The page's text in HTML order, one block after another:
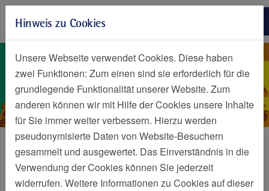
Zur Hauptnavigation springen
Zum Seiteninhalt springen
Zum Seitenende springen
Kupferdreh - St. Josef
St. Josef Quartier
Hinweis zu Cookies
Unsere Webseite verwendet Cookies. Diese haben
zwei Funktionen: Zum einen sind sie erforderlich für die
grundlegende Funktionalität unserer Website. Zum
anderen können wir mit Hilfe der Cookies unsere Inhalte
für Sie immer weiter verbessern. Hierzu werden
pseudonymisierte Daten von Website-Besuchern
gesammelt und ausgewertet. Das Einverständnis in die
Verwendung der Cookies können Sie jederzeit
widerrufen. Weitere Informationen zu Cookies auf dieser